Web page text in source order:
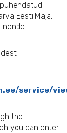
Eesti Maja.
nende
service/
the
you can enter